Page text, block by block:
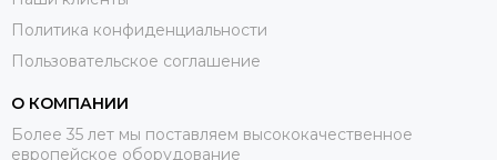
Политика конфиденциальности
Пользовательское соглашение
О КОМПАНИИ
Более 35 лет мы поставляем высококачественное
европейское оборудование